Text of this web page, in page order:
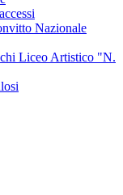
Nazionale
Liceo Artistico "N.